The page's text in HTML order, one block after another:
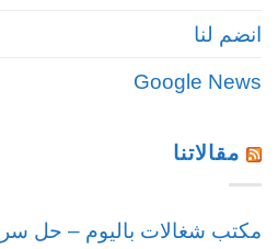
انضم لنا
Google News
مقالاتنا
مكتب شغالات باليوم – حل